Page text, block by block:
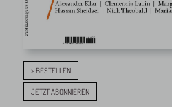
> BESTELLEN
JETZT ABONNIEREN